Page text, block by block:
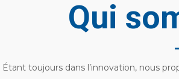
Qui
Étant toujours dans l’innovation, nous